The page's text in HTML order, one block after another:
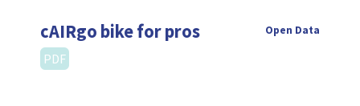
cAIRgo bike for pros Open Data
PDF